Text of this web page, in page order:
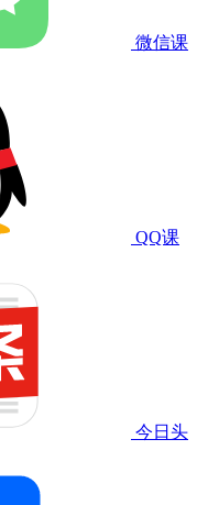
微信课
QQ课
今日头